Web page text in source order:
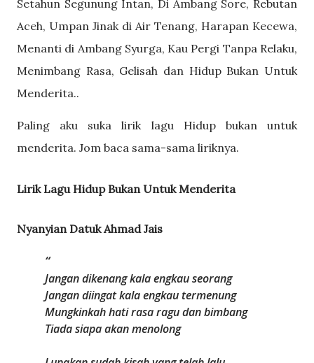
Setahun Segunung Intan, Di Ambang Sore, Rebutan
Aceh, Umpan Jinak di Air Tenang, Harapan Kecewa,
Menanti di Ambang Syurga, Kau Pergi Tanpa Relaku,
Menimbang Rasa, Gelisah dan Hidup Bukan Untuk
Menderita..
Paling aku suka lirik lagu Hidup bukan untuk
menderita. Jom baca sama-sama liriknya.
Lirik Lagu Hidup Bukan Untuk Menderita
Nyanyian Datuk Ahmad Jais
Jangan dikenang kala engkau seorang
Jangan diingat kala engkau termenung
Mungkinkah hati rasa ragu dan bimbang
Tiada siapa akan menolong